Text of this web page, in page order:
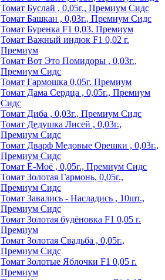
Томат Буслай , 0,05г., Премиум Сидс
Томат Башкан , 0,03г., Премиум Сидс
Томат Буренка F1 0,03. Премиум
Томат Baжный индюк F1 0,02 г.
Пpeмиyм
Томат Вот Это Помидоры , 0,03г.,
Премиум Сидс
Томат Гармошка 0,05г. Премиум
Томат Дама Сердца , 0,05г., Премиум
Сидс
Томат Диба , 0,03г., Премиум Сидс
Томат Дедушка Лисей , 0,03г.,
Премиум Сидс
Томат Дварф Медовые Орешки , 0,03г.,
Премиум Сидс
Томат Ё-Моё , 0,05г., Премиум Сидс
Томат Золотая Гармонь, 0,05г.,
Премиум Сидс
Томат Завались - Насладись , 10шт.,
Премиум Сидс
Томат Зoлoтaя бyдёнoвкa F1 0,05 г.
Пpeмиyм
Томат Золотая Свадьба , 0,05г.,
Премиум Сидс
Томат Зoлoтыe Яблoчки F1 0,05 г.
Пpeмиyм